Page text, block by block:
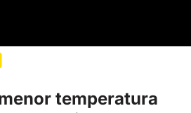
temperatura